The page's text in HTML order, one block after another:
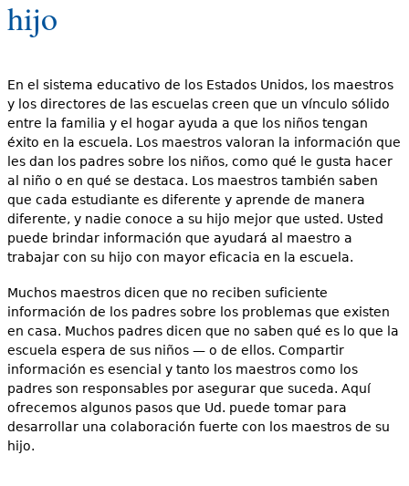
e
t
á
a
q
u
í
hijo
En el sistema educativo de los Estados Unidos, los maestros
y los directores de las escuelas creen que un vínculo sólido
entre la familia y el hogar ayuda a que los niños tengan
éxito en la escuela. Los maestros valoran la información que
les dan los padres sobre los niños, como qué le gusta hacer
al niño o en qué se destaca. Los maestros también saben
que cada estudiante es diferente y aprende de manera
diferente, y nadie conoce a su hijo mejor que usted. Usted
puede brindar información que ayudará al maestro a
trabajar con su hijo con mayor eficacia en la escuela.
Muchos maestros dicen que no reciben suficiente
información de los padres sobre los problemas que existen
en casa. Muchos padres dicen que no saben qué es lo que la
escuela espera de sus niños — o de ellos. Compartir
información es esencial y tanto los maestros como los
padres son responsables por asegurar que suceda. Aquí
ofrecemos algunos pasos que Ud. puede tomar para
desarrollar una colaboración fuerte con los maestros de su
hijo.